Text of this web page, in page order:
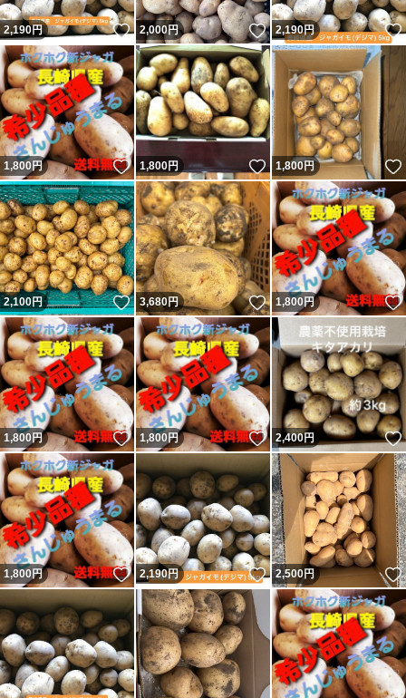
2,190円 いいね！
2,000円 いいね！
2,190円
1,800 円 いいね！
1,800円 いいね！
1,800円
2,100円 いいね！
3,680円 いいね！
1,800 円
1,800 円 いいね！
1,800 円 いいね！
2,400円
1,800 円 いいね！
2,190円 いいね！
2,500円